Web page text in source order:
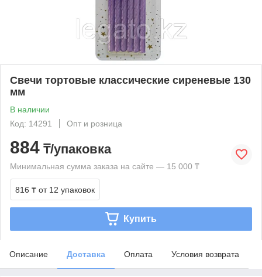
Свечи тортовые классические сиреневые 130
мм
В наличии
Код: 14291
Опт и розница
884 ₸/упаковка
Минимальная сумма заказа на сайте — 15 000 ₸
816 ₸ от 12 упаковок
Купить
Описание Доставка Оплата Условия возврата